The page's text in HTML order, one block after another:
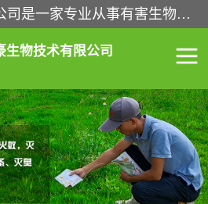
云南昆明亿之豪消杀公司是一家专业从事有害生物防治综合治理的公司，治理服务包括：灭鼠,杀虫,除虫,除蟑螂,白蚁防治,消杀等；安全环保,快速上门,价格透明,完善的售后服务,不影响您的生活工作。
生物技术有限公司
杀虫服务
除蟑螂服务